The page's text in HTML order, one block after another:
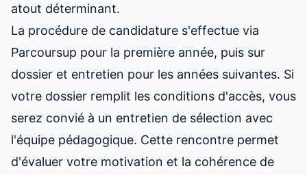
atout déterminant.
La procédure de candidature s'effectue via
Parcoursup pour la première année, puis sur
dossier et entretien pour les années suivantes. Si
votre dossier remplit les conditions d'accès, vous
serez convié à un entretien de sélection avec
l'équipe pédagogique. Cette rencontre permet
d'évaluer votre motivation et la cohérence de